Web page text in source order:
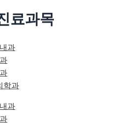
료과목
과
학과
과